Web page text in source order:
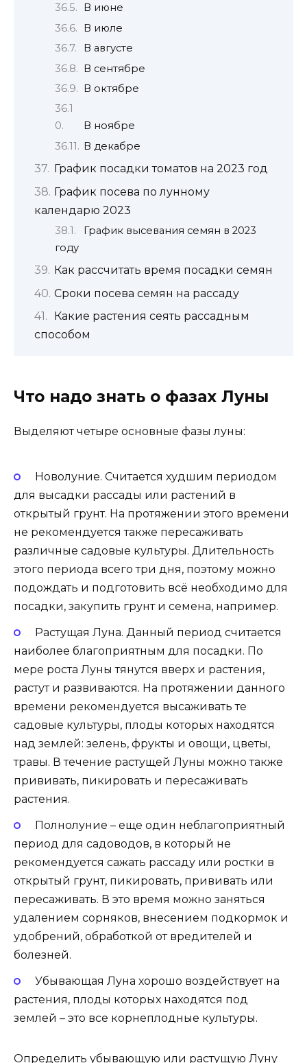
В июне
В июле
В августе
В сентябре
В октябре
В ноябре
В декабре
График посадки томатов на 2023 год
График посева по лунному
календарю 2023
График высевания семян в 2023
году
Как рассчитать время посадки семян
Сроки посева семян на рассаду
Какие растения сеять рассадным
способом
Что надо знать о фазах Луны
Выделяют четыре основные фазы луны:
Новолуние. Считается худшим периодом
для высадки рассады или растений в
открытый грунт. На протяжении этого времени
не рекомендуется также пересаживать
различные садовые культуры. Длительность
этого периода всего три дня, поэтому можно
подождать и подготовить всё необходимо для
посадки, закупить грунт и семена, например.
Растущая Луна. Данный период считается
наиболее благоприятным для посадки. По
мере роста Луны тянутся вверх и растения,
растут и развиваются. На протяжении данного
времени рекомендуется высаживать те
садовые культуры, плоды которых находятся
над землей: зелень, фрукты и овощи, цветы,
травы. В течение растущей Луны можно также
прививать, пикировать и пересаживать
растения.
Полнолуние – еще один неблагоприятный
период для садоводов, в который не
рекомендуется сажать рассаду или ростки в
открытый грунт, пикировать, прививать или
пересаживать. В это время можно заняться
удалением сорняков, внесением подкормок и
удобрений, обработкой от вредителей и
болезней.
Убывающая Луна хорошо воздействует на
растения, плоды которых находятся под
землей – это все корнеплодные культуры.
Определить убывающую или растущую Луну